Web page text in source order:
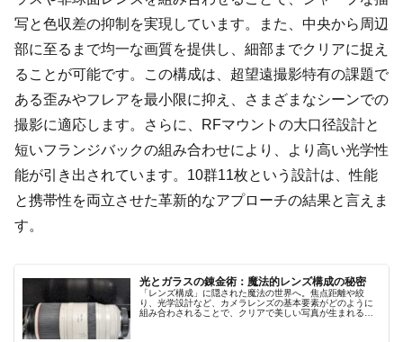
写と色収差の抑制を実現しています。また、中央から周辺
部に至るまで均一な画質を提供し、細部までクリアに捉え
ることが可能です。この構成は、超望遠撮影特有の課題で
ある歪みやフレアを最小限に抑え、さまざまなシーンでの
撮影に適応します。さらに、RFマウントの大口径設計と
短いフランジバックの組み合わせにより、より高い光学性
能が引き出されています。10群11枚という設計は、性能
と携帯性を両立させた革新的なアプローチの結果と言えま
す。
光とガラスの錬金術：魔法的レンズ構成の秘密
「レンズ構成」に隠された魔法の世界へ。焦点距離や絞
り、光学設計など、カメラレンズの基本要素がどのように
組み合わされることで、クリアで美しい写真が生まれるの